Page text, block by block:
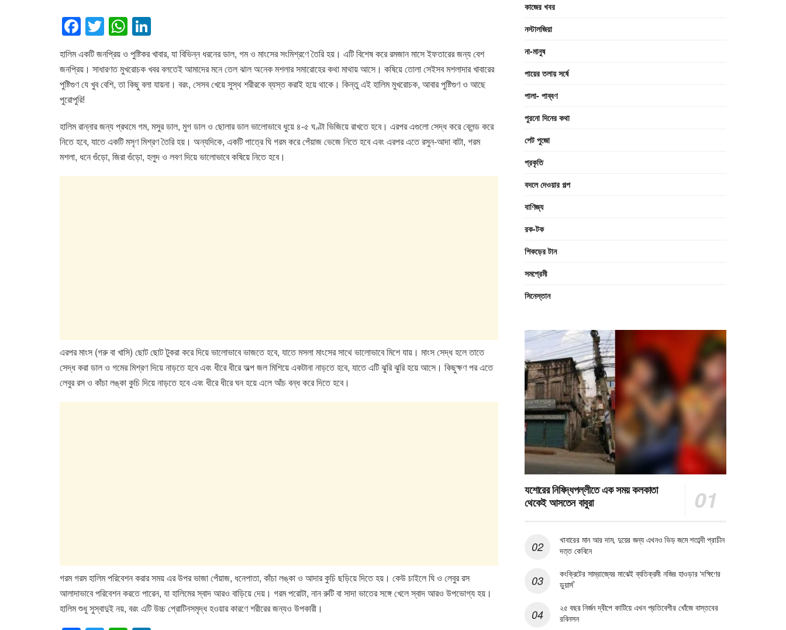
F
a
c
e
b
o
o
k
T
wi
tt
er
W
h
at
s
p
p
n
k
e
n
হালিম একটি জনপ্রিয় ও পুষ্টিকর খাবার, যা বিভিন্ন ধরনের ডাল, গম ও মাংসের সংমিশ্রণে তৈরি হয়। এটি বিশেষ করে রমজান মাসে ইফতারের জন্য বেশ
জনপ্রিয়। সাধারণত মুখরোচক খবর বলতেই আমাদের মনে তেল ঝাল অনেক মশলার সমারোহের কথা মাথায় আসে। কষিয়ে তোলা সেইসব মশলাদার খাবারের
পুষ্টিগুণ যে খুব বেশি, তা কিছু বলা যায়না। বরং, সেসব খেয়ে সুস্থ শরীরকে ব্যস্ত করাই হয়ে থাকে। কিন্তু এই হালিম মুখরোচক, আবার পুষ্টিগুণ ও আছে
পুরোপুরি!
হালিম রান্নার জন্য প্রথমে গম, মসুর ডাল, মুগ ডাল ও ছোলার ডাল ভালোভাবে ধুয়ে ৪-৫ ঘণ্টা ভিজিয়ে রাখতে হবে। এরপর এগুলো সেদ্ধ করে ব্লেন্ড করে
নিতে হবে, যাতে একটি মসৃণ মিশ্রণ তৈরি হয়। অন্যদিকে, একটি পাত্রে ঘি গরম করে পেঁয়াজ ভেজে নিতে হবে এবং এরপর এতে রসুন-আদা বাটা, গরম
মশলা, ধনে গুঁড়ো, জিরা গুঁড়ো, হলুদ ও লবণ দিয়ে ভালোভাবে কষিয়ে নিতে হবে।
এরপর মাংস (গরু বা খাসি) ছোট ছোট টুকরা করে দিয়ে ভালোভাবে ভাজতে হবে, যাতে মসলা মাংসের সাথে ভালোভাবে মিশে যায়। মাংস সেদ্ধ হলে তাতে
সেদ্ধ করা ডাল ও গমের মিশ্রণ দিয়ে নাড়তে হবে এবং ধীরে ধীরে অল্প জল মিশিয়ে একটানা নাড়তে হবে, যাতে এটি ঝুরি ঝুরি হয়ে আসে। কিছুক্ষণ পর এতে
লেবুর রস ও কাঁচা লঙ্কা কুচি দিয়ে নাড়তে হবে এবং ধীরে ধীরে ঘন হয়ে এলে আঁচ বন্ধ করে দিতে হবে।
গরম গরম হালিম পরিবেশন করার সময় এর উপর ভাজা পেঁয়াজ, ধনেপাতা, কাঁচা লঙ্কা ও আদার কুচি ছড়িয়ে দিতে হয়। কেউ চাইলে ঘি ও লেবুর রস
আলাদাভাবে পরিবেশন করতে পারেন, যা হালিমের স্বাদ আরও বাড়িয়ে দেয়। গরম পরোটা, নান রুটি বা সাদা ভাতের সঙ্গে খেলে স্বাদ আরও উপভোগ্য হয়।
হালিম শুধু সুস্বাদুই নয়, বরং এটি উচ্চ প্রোটিনসমৃদ্ধ হওয়ার কারণে শরীরের জন্যও উপকারী।
কাজের খবর
নস্টালজিয়া
না-মানুষ
পায়ের তলায় সর্ষে
পালা- পাব্বণ
পুরনো দিনের কথা
পেট পুজো
প্রকৃতি
বদলে দেওয়ার গল্প
বাণিজ্য
রক-টক
শিকড়ের টান
সমপ্রেমী
সিনেস্তান
যশোরের নিষিদ্ধপল্লীতে এক সময় কলকাতা
থেকেই আসতেন বাবুরা
খাবারের মান আর দাম, দুয়ের জন্য এখনও ভিড় জমে শতাব্দী প্রাচীন
দত্ত কেবিনে
কংক্রিটের সাম্রাজ্যের মাঝেই ব্যতিক্রমী নজির হাওড়ার ‘দক্ষিণের
ডুয়ার্স’
২৫ বছর নির্জন দ্বীপে কাটিয়ে এখন প্রতিবেশীর খোঁজে বাস্তবের
রবিনসন